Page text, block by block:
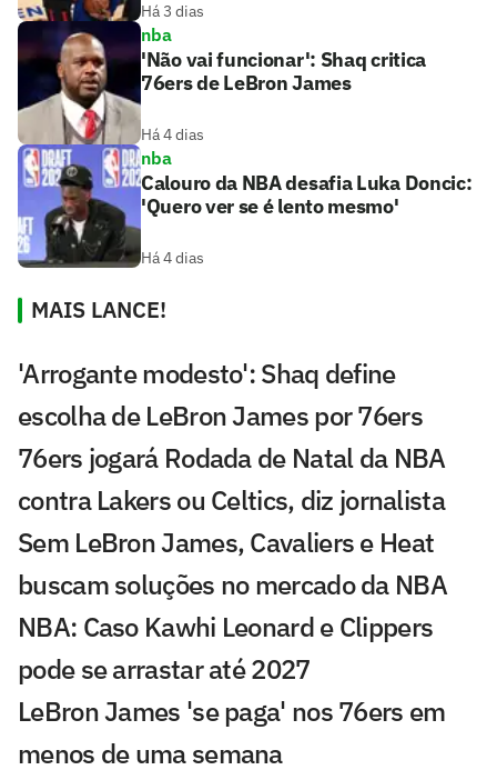
Há 3 dias
nba
'Não vai funcionar': Shaq critica
76ers de LeBron James
Há 4 dias
nba
Calouro da NBA desafia Luka Doncic:
'Quero ver se é lento mesmo'
Há 4 dias
MAIS LANCE!
'Arrogante modesto': Shaq define
escolha de LeBron James por 76ers
76ers jogará Rodada de Natal da NBA
contra Lakers ou Celtics, diz jornalista
Sem LeBron James, Cavaliers e Heat
buscam soluções no mercado da NBA
NBA: Caso Kawhi Leonard e Clippers
pode se arrastar até 2027
LeBron James 'se paga' nos 76ers em
menos de uma semana